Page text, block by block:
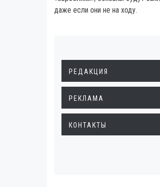
даже если они не на ходу.
РЕДАКЦИЯ
РЕКЛАМА
КОНТАКТЫ